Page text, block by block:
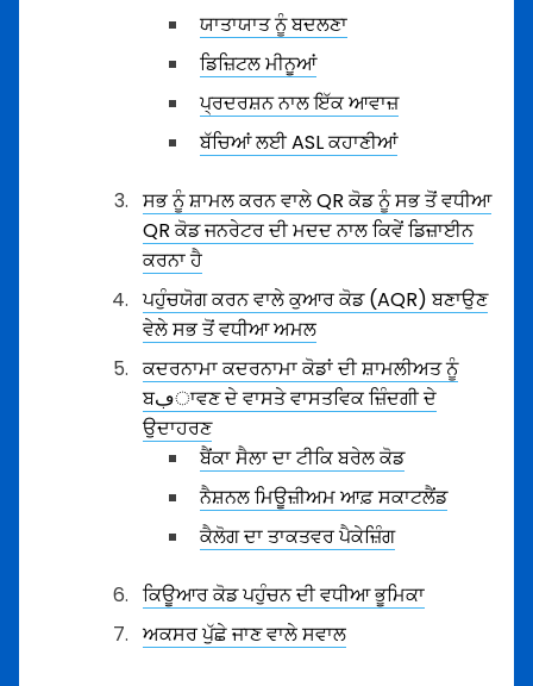
ਯਾਤਾਯਾਤ ਨੂੰ ਬਦਲਣਾ
ਡਿਜ਼ਿਟਲ ਮੀਨੂਆਂ
ਪ੍ਰਦਰਸ਼ਨ ਨਾਲ ਇੱਕ ਆਵਾਜ਼
ਬੱਚਿਆਂ ਲਈ ASL ਕਹਾਣੀਆਂ
ਸਭ ਨੂੰ ਸ਼ਾਮਲ ਕਰਨ ਵਾਲੇ QR ਕੋਡ ਨੂੰ ਸਭ ਤੋਂ ਵਧੀਆ
QR ਕੋਡ ਜਨਰੇਟਰ ਦੀ ਮਦਦ ਨਾਲ ਕਿਵੇਂ ਡਿਜ਼ਾਈਨ
ਕਰਨਾ ਹੈ
ਪਹੁੰਚਯੋਗ ਕਰਨ ਵਾਲੇ ਕੁਆਰ ਕੋਡ (AQR) ਬਣਾਉਣ
ਵੇਲੇ ਸਭ ਤੋਂ ਵਧੀਆ ਅਮਲ
ਕਦਰਨਾਮਾ ਕਦਰਨਾਮਾ ਕੋਡਾਂ ਦੀ ਸ਼ਾਮਲੀਅਤ ਨੂੰ
ਬڢਾਵਣ ਦੇ ਵਾਸਤੇ ਵਾਸਤਵਿਕ ਜ਼ਿੰਦਗੀ ਦੇ
ਉਦਾਹਰਣ
ਬੈਂਕਾ ਸੈਲਾ ਦਾ ਟੀਕਿ ਬਰੇਲ ਕੋਡ
ਨੈਸ਼ਨਲ ਮਿਊਜ਼ੀਅਮ ਆਫ਼ ਸਕਾਟਲੈਂਡ
ਕੈਲੋਗ ਦਾ ਤਾਕਤਵਰ ਪੈਕੇਜ਼ਿੰਗ
ਕਿਊਆਰ ਕੋਡ ਪਹੁੰਚਨ ਦੀ ਵਧੀਆ ਭੂਮਿਕਾ
ਅਕਸਰ ਪੁੱਛੇ ਜਾਣ ਵਾਲੇ ਸਵਾਲ